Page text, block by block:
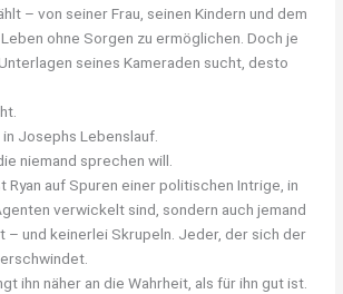
– von seiner Frau, seinen Kindern und dem
ohne Sorgen zu ermöglichen. Doch je
seines Kameraden sucht, desto
Josephs Lebenslauf.
niemand sprechen will.
Ryan auf Spuren einer politischen Intrige, in
verwickelt sind, sondern auch jemand
– und keinerlei Skrupeln. Jeder, der sich der
ihn näher an die Wahrheit, als für ihn gut ist.